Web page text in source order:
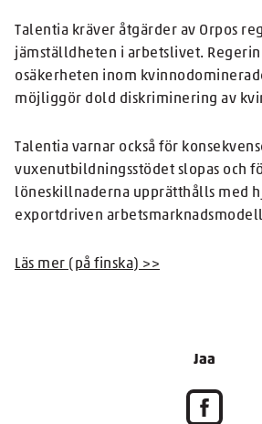
Talentia kräver åtgärder av Orpos
jämställdheten i arbetslivet.
osäkerheten inom
möjliggör dold diskriminering av
Talentia varnar också för
vuxenutbildningsstödet slopas och
löneskillnaderna upprätthålls med
exportdriven
Läs mer (på finska) >>
Jaa